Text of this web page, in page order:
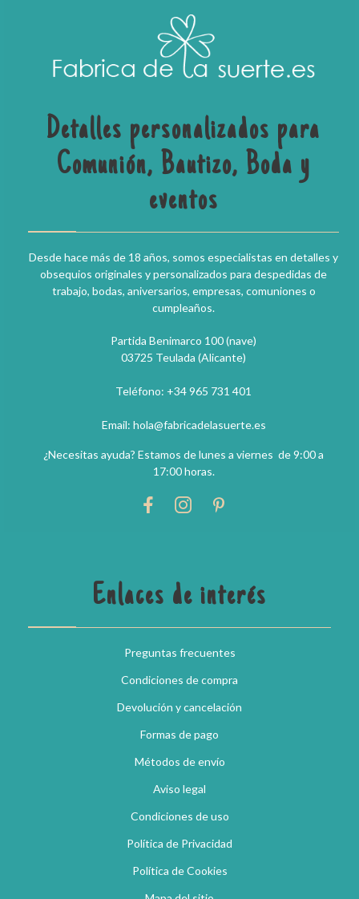
Detalles personalizados para
Comunión, Bautizo, Boda y
eventos
Desde hace más de 18 años, somos especialistas en detalles y
obsequios originales y personalizados para despedidas de
trabajo, bodas, aniversarios, empresas, comuniones o
cumpleaños.
Partida Benimarco 100 (nave)
03725 Teulada (Alicante)
Teléfono: +34 965 731 401
Email: hola@fabricadelasuerte.es
¿Necesitas ayuda? Estamos de lunes a viernes de 9:00 a
17:00 horas.
Enlaces de interés
Preguntas frecuentes
Condiciones de compra
Devolución y cancelación
Formas de pago
Métodos de envío
Aviso legal
Condiciones de uso
Política de Privacidad
Política de Cookies